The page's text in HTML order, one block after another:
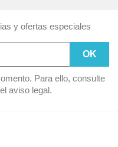
y ofertas especiales
Para ello, consulte
aviso legal.